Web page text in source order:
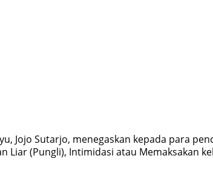
Jojo Sutarjo, menegaskan kepada para
Liar (Pungli), Intimidasi atau Memaksakan